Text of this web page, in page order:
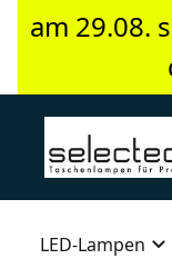
am 29.08.
LED-Lampen